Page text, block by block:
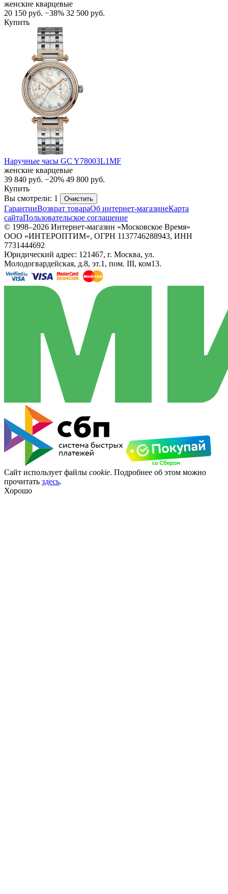
женские кварцевые
20 150 руб. −38% 32 500 руб.
Купить
Наручные часы GC Y78003L1MF
женские кварцевые
39 840 руб. −20% 49 800 руб.
Купить
Вы смотрели: 1
Очистить
ГарантииВозврат товараОб интернет-магазинеКарта
сайтаПользовательское соглашение
© 1998–2026 Интернет-магазин «Московское Время»
ООО «ИНТЕРОПТИМ», ОГРН 1137746288943, ИНН
7731444692
Юридический адрес: 121467, г. Москва, ул.
Молодогвардейская, д.8, эт.1, пом. III, ком13.
Сайт использует файлы cookie. Подробнее об этом можно
прочитать здесь.
Хорошо